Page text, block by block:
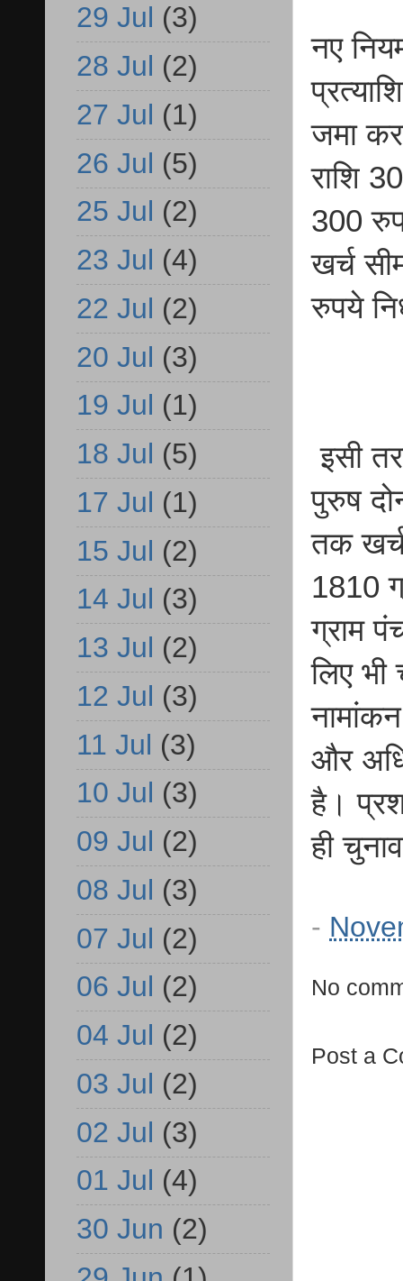
नए
जमा
राशि
300
खर्च
रुपये
इसी
पुरुष
तक
1810
ग्राम
लिए
और
है।
ही
-
No
Post a
29 Jul (3)
28 Jul (2)
27 Jul (1)
26 Jul (5)
25 Jul (2)
23 Jul (4)
22 Jul (2)
20 Jul (3)
19 Jul (1)
18 Jul (5)
17 Jul (1)
15 Jul (2)
14 Jul (3)
13 Jul (2)
12 Jul (3)
11 Jul (3)
10 Jul (3)
09 Jul (2)
08 Jul (3)
07 Jul (2)
06 Jul (2)
04 Jul (2)
03 Jul (2)
02 Jul (3)
01 Jul (4)
30 Jun (2)